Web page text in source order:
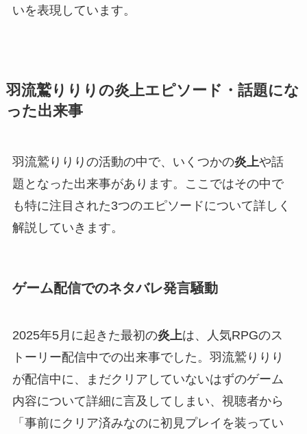
いを表現しています。
羽流鷲りりりの炎上エピソード・話題にな
った出来事
羽流鷲りりりの活動の中で、いくつかの炎上や話
題となった出来事があります。ここではその中で
も特に注目された3つのエピソードについて詳しく
解説していきます。
ゲーム配信でのネタバレ発言騒動
2025年5月に起きた最初の炎上は、人気RPGのス
トーリー配信中での出来事でした。羽流鷲りりり
が配信中に、まだクリアしていないはずのゲーム
内容について詳細に言及してしまい、視聴者から
「事前にクリア済みなのに初見プレイを装ってい